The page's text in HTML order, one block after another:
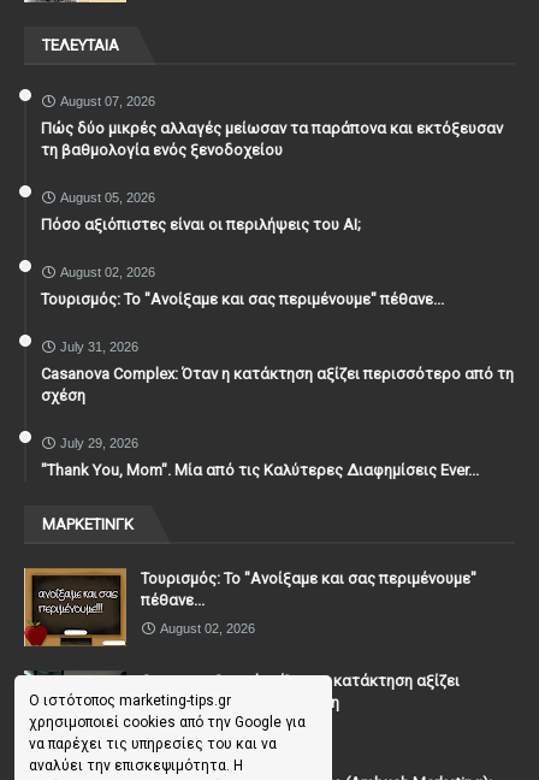
Ο ιστότοπος marketing-tips.gr
χρησιμοποιεί cookies από την Google για
να παρέχει τις υπηρεσίες του και να
αναλύει την επισκεψιμότητα. Η
ΤΕΛΕΥΤΑΙΑ
August 07, 2026
Πώς δύο μικρές αλλαγές μείωσαν τα παράπονα και εκτόξευσαν
τη βαθμολογία ενός ξενοδοχείου
August 05, 2026
Πόσο αξιόπιστες είναι οι περιλήψεις του ΑΙ;
August 02, 2026
Τουρισμός: Το "Ανοίξαμε και σας περιμένουμε" πέθανε...
July 31, 2026
Casanova Complex: Όταν η κατάκτηση αξίζει περισσότερο από τη
σχέση
July 29, 2026
"Thank You, Mοm". Μία από τις Καλύτερες Διαφημίσεις Ever...
ΜΑΡΚΕΤΙΝΓΚ
Τουρισμός: Το "Ανοίξαμε και σας περιμένουμε"
πέθανε...
August 02, 2026
Casanova Complex: Όταν η κατάκτηση αξίζει
περισσότερο από τη σχέση
July 31, 2026